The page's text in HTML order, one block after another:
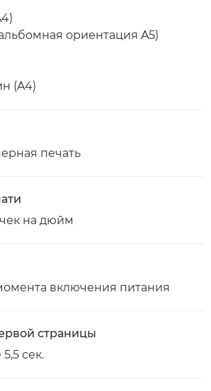
ориентация A5)
(A4)
печать
на дюйм
включения питания
страницы
сек.